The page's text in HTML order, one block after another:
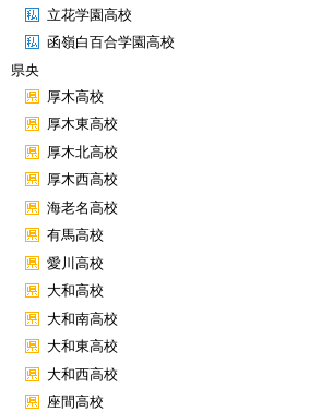
立花学園高校
函嶺白百合学園高校
県央
厚木高校
厚木東高校
厚木北高校
厚木西高校
海老名高校
有馬高校
愛川高校
大和高校
大和南高校
大和東高校
大和西高校
座間高校